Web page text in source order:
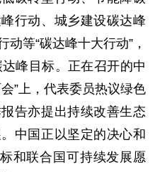
行动、城乡建设碳达峰
等“碳达峰十大行动”，
峰目标。正在召开的中
”上，代表委员热议绿色
告亦提出持续改善生态
中国正以坚定的决心和
和联合国可持续发展愿